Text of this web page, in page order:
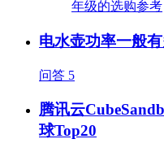
电水壶功率一般
问答 5
腾讯云
球Top20